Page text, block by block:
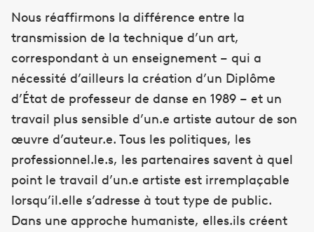
Nous réaffirmons la différence entre la
transmission de la technique d’un art,
correspondant à un enseignement – qui a
nécessité d’ailleurs la création d’un Diplôme
d’État de professeur de danse en 1989 – et un
travail plus sensible d’un.e artiste autour de son
œuvre d’auteur.e. Tous les politiques, les
professionnel.le.s, les partenaires savent à quel
point le travail d’un.e artiste est irremplaçable
lorsqu’il.elle s’adresse à tout type de public.
Dans une approche humaniste, elles.ils créent